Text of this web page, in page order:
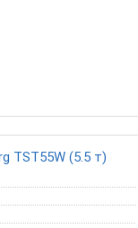
TST55W (5.5 т)